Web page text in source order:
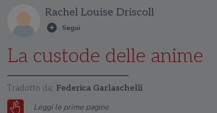
Rachel Louise Driscoll
La custode delle anime
Tradotto da: Federica Garlaschelli
Leggi le prime pagine